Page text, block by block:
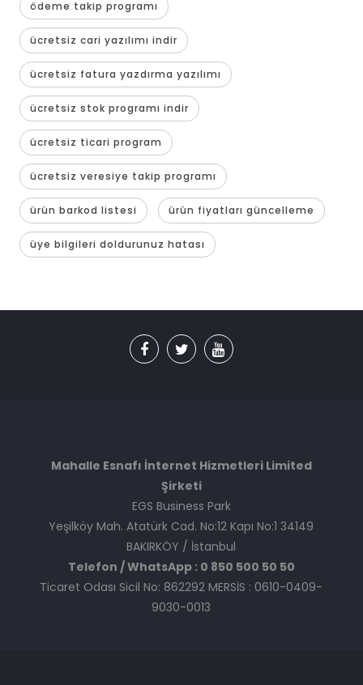
ödeme takip programı
ücretsiz cari yazılımı indir
ücretsiz fatura yazdırma yazılımı
ücretsiz stok programı indir
ücretsiz ticari program
ücretsiz veresiye takip programı
ürün barkod listesi ürün fiyatları güncelleme
üye bilgileri doldurunuz hatası
Mahalle Esnafı İnternet Hizmetleri Limited
Şirketi
EGS Business Park
Yeşilköy Mah. Atatürk Cad. No:12 Kapı No:1 34149
BAKIRKÖY / İstanbul
Telefon / WhatsApp : 0 850 500 50 50
Ticaret Odası Sicil No: 862292 MERSİS : 0610-0409-
9030-0013